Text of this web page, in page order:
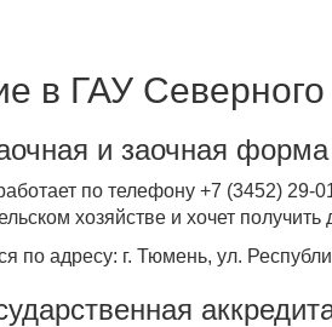
в ГАУ
и заочная форма
по телефону +7 (3452)
хозяйстве и хочет
по адресу: г. Тюмень, ул.